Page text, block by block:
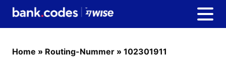
Home » Routing-Nummer » 102301911